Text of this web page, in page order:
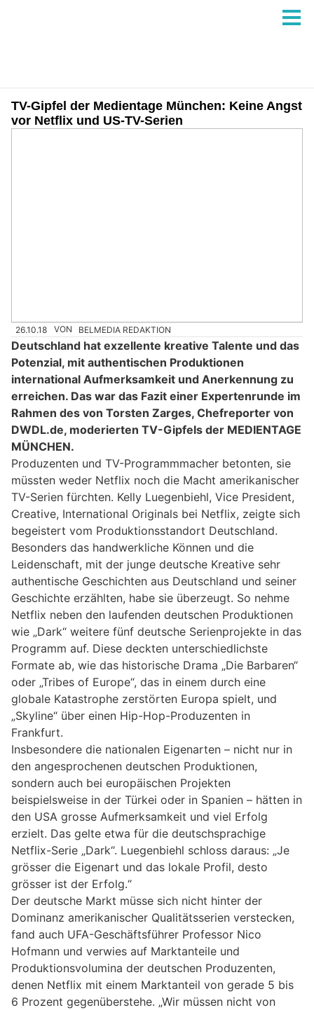
TV-Gipfel der Medientage München: Keine Angst
vor Netflix und US-TV-Serien
26.10.18 VON BELMEDIA REDAKTION
Deutschland hat exzellente kreative Talente und das
Potenzial, mit authentischen Produktionen
international Aufmerksamkeit und Anerkennung zu
erreichen. Das war das Fazit einer Expertenrunde im
Rahmen des von Torsten Zarges, Chefreporter von
DWDL.de, moderierten TV-Gipfels der MEDIENTAGE
MÜNCHEN.
Produzenten und TV-Programmmacher betonten, sie
müssten weder Netflix noch die Macht amerikanischer
TV-Serien fürchten. Kelly Luegenbiehl, Vice President,
Creative, International Originals bei Netflix, zeigte sich
begeistert vom Produktionsstandort Deutschland.
Besonders das handwerkliche Können und die
Leidenschaft, mit der junge deutsche Kreative sehr
authentische Geschichten aus Deutschland und seiner
Geschichte erzählten, habe sie überzeugt. So nehme
Netflix neben den laufenden deutschen Produktionen
wie „Dark“ weitere fünf deutsche Serienprojekte in das
Programm auf. Diese deckten unterschiedlichste
Formate ab, wie das historische Drama „Die Barbaren“
oder „Tribes of Europe“, das in einem durch eine
globale Katastrophe zerstörten Europa spielt, und
„Skyline“ über einen Hip-Hop-Produzenten in
Frankfurt.
Insbesondere die nationalen Eigenarten – nicht nur in
den angesprochenen deutschen Produktionen,
sondern auch bei europäischen Projekten
beispielsweise in der Türkei oder in Spanien – hätten in
den USA grosse Aufmerksamkeit und viel Erfolg
erzielt. Das gelte etwa für die deutschsprachige
Netflix-Serie „Dark“. Luegenbiehl schloss daraus: „Je
grösser die Eigenart und das lokale Profil, desto
grösser ist der Erfolg.“
Der deutsche Markt müsse sich nicht hinter der
Dominanz amerikanischer Qualitätsserien verstecken,
fand auch UFA-Geschäftsführer Professor Nico
Hofmann und verwies auf Marktanteile und
Produktionsvolumina der deutschen Produzenten,
denen Netflix mit einem Marktanteil von gerade 5 bis
6 Prozent gegenüberstehe. „Wir müssen nicht von